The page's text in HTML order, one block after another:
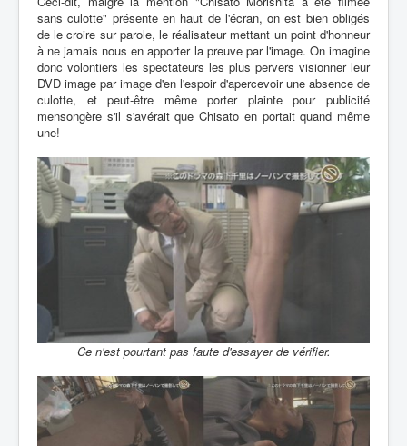
sans culotte" présente en haut de l'écran, on est bien obligés
de le croire sur parole, le réalisateur mettant un point d'honneur
à ne jamais nous en apporter la preuve par l'image. On imagine
donc volontiers les spectateurs les plus pervers visionner leur
DVD image par image d'en l'espoir d'apercevoir une absence de
culotte, et peut-être même porter plainte pour publicité
mensongère s'il s'avérait que Chisato en portait quand même
une!
Ce n'est pourtant pas faute d'essayer de vérifier.